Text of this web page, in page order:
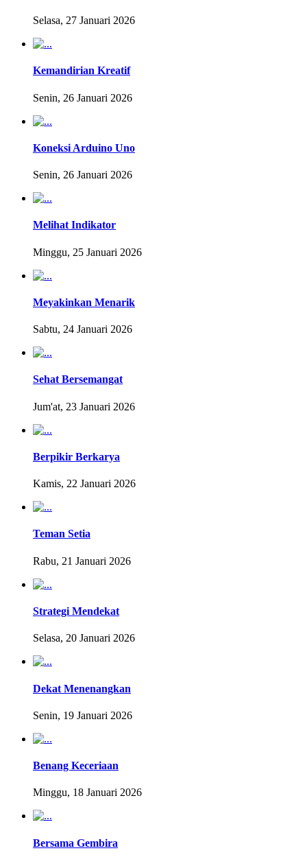
Selasa, 27 Januari 2026
Kemandirian Kreatif
Senin, 26 Januari 2026
Koneksi Arduino Uno
Senin, 26 Januari 2026
Melihat Indikator
Minggu, 25 Januari 2026
Meyakinkan Menarik
Sabtu, 24 Januari 2026
Sehat Bersemangat
Jum'at, 23 Januari 2026
Berpikir Berkarya
Kamis, 22 Januari 2026
Teman Setia
Rabu, 21 Januari 2026
Strategi Mendekat
Selasa, 20 Januari 2026
Dekat Menenangkan
Senin, 19 Januari 2026
Benang Keceriaan
Minggu, 18 Januari 2026
Bersama Gembira